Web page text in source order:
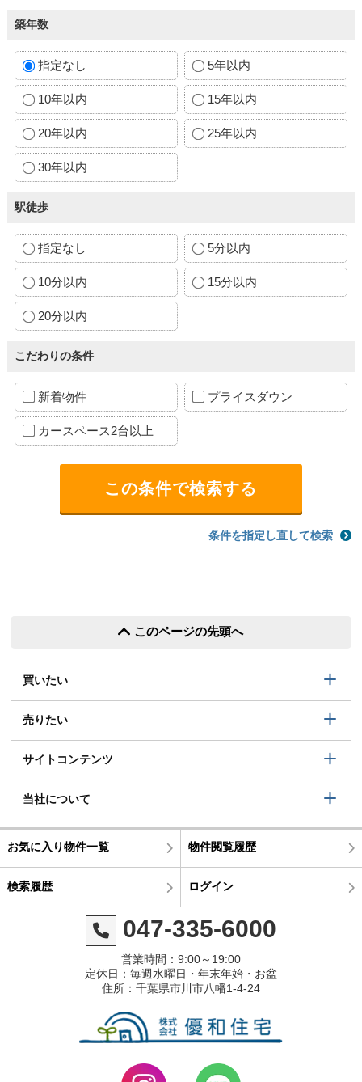
築年数
指定なし 5年以内
10年以内 15年以内
20年以内 25年以内
30年以内
駅徒歩
指定なし 5分以内
10分以内 15分以内
20分以内
こだわりの条件
新着物件 プライスダウン
カースペース2台以上
条件を指定し直して検索
このページの先頭へ
買いたい
売りたい
サイトコンテンツ
当社について
お気に入り物件一覧 物件閲覧履歴
検索履歴 ログイン
047-335-6000
営業時間：9:00～19:00
定休日：毎週水曜日・年末年始・お盆
住所：千葉県市川市八幡1-4-24